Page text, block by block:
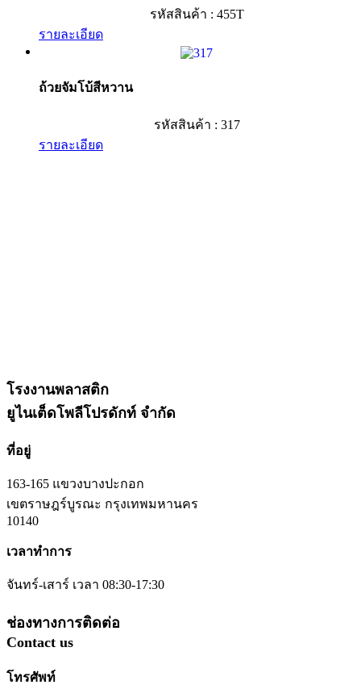
รหัสสินค้า : 455T
รายละเอียด
ถ้วยจัมโบ้สีหวาน
รหัสสินค้า : 317
รายละเอียด
โรงงานพลาสติก
ยูไนเต็ดโพลีโปรดักท์ จำกัด
ที่อยู่
163-165 แขวงบางปะกอก
เขตราษฎร์บูรณะ กรุงเทพมหานคร
10140
เวลาทำการ
จันทร์-เสาร์ เวลา 08:30-17:30
ช่องทางการติดต่อ
Contact us
โทรศัพท์